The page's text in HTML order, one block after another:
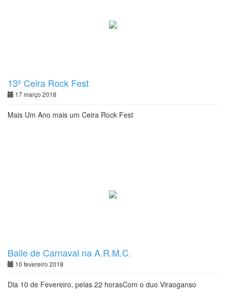
13º Ceira Rock Fest
17 março 2018
Mais Um Ano mais um Ceira Rock Fest
Baile de Carnaval na A.R.M.C.
10 fevereiro 2018
Dia 10 de Fevereiro, pelas 22 horasCom o duo Viraoganso